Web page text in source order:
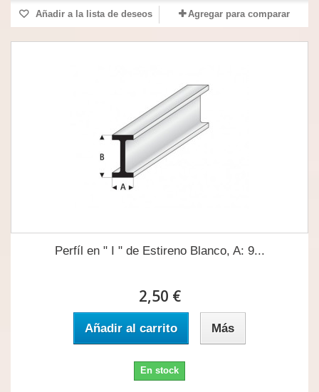
Añadir a la lista de deseos Agregar para comparar
Perfíl en " I " de Estireno Blanco, A: 9...
2,50 €
Añadir al carrito Más
En stock